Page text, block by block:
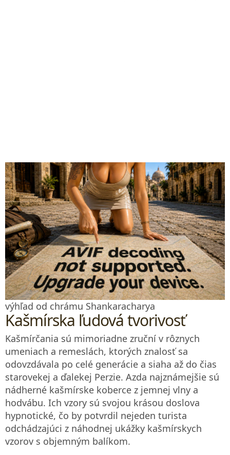
výhľad od chrámu Shankaracharya
Kašmírska ľudová tvorivosť
Kašmírčania sú mimoriadne zruční v rôznych
umeniach a remeslách, ktorých znalosť sa
odovzdávala po celé generácie a siaha až do čias
starovekej a ďalekej Perzie. Azda najznámejšie sú
nádherné kašmírske koberce z jemnej vlny a
hodvábu. Ich vzory sú svojou krásou doslova
hypnotické, čo by potvrdil nejeden turista
odchádzajúci z náhodnej ukážky kašmírskych
vzorov s objemným balíkom.